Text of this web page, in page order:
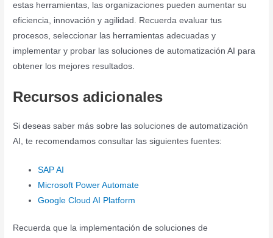
estas herramientas, las organizaciones pueden aumentar su
eficiencia, innovación y agilidad. Recuerda evaluar tus
procesos, seleccionar las herramientas adecuadas y
implementar y probar las soluciones de automatización AI para
obtener los mejores resultados.
Recursos adicionales
Si deseas saber más sobre las soluciones de automatización
AI, te recomendamos consultar las siguientes fuentes:
SAP AI
Microsoft Power Automate
Google Cloud AI Platform
Recuerda que la implementación de soluciones de